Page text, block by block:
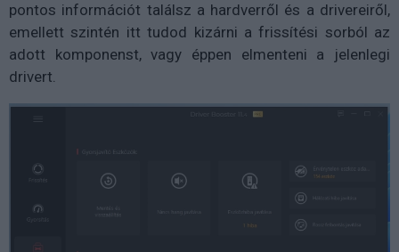
pontos információt találsz a hardverről és a drivereiről,
emellett szintén itt tudod kizárni a frissítési sorból az
adott komponenst, vagy éppen elmenteni a jelenlegi
drivert.